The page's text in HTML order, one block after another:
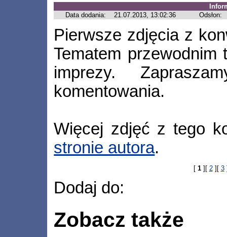
Data dodania:
21.07.2013, 13:02:36 Odsłon:
Pierwsze zdjęcia z
Tematem
imprezy.
komentowania.
Więcej zdjęć z tego
stronie autora.
[ 1][ 2][ 3
Dodaj do:
Zobacz także